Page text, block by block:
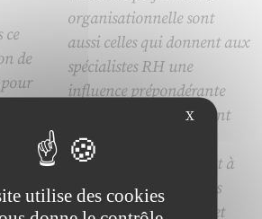
ce
de
du
mais
organisationnelle sont
aussi celles qui donnent aux
spécialistes RH une
influence prépondérante
dans les décisions qui ont
trait à la gestion des
hommes. Parallèlement à
nos données empiriques
nous proposons dans cet
X
utilise des cookies